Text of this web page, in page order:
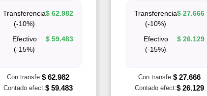
Transferencia
(-10%)
$ 62.982
Efectivo
(-15%)
$ 59.483
Con transfe:$ 62.982
Contado efect:$ 59.483
Transferencia
(-10%)
$ 27.666
Efectivo
(-15%)
$ 26.129
Con transfe:$ 27.666
Contado efect:$ 26.129